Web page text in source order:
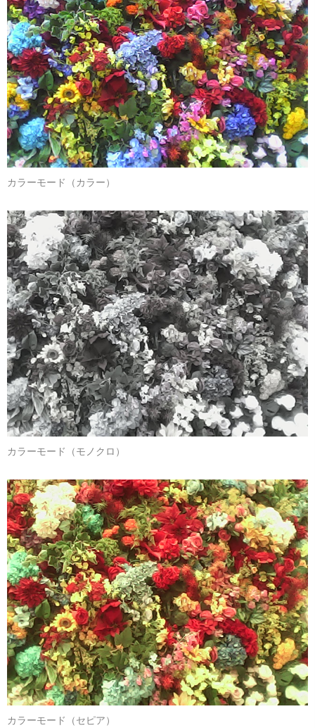
カラーモード（カラー）
カラーモード（モノクロ）
カラーモード（セピア）